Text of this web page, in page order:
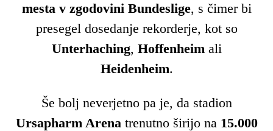
mesta v zgodovini Bundeslige, s čimer bi
presegel dosedanje rekorderje, kot so
Unterhaching, Hoffenheimali
Heidenheim.
Še bolj neverjetno pa je, da stadion
Ursapharm Arena trenutno širijo na 15.000